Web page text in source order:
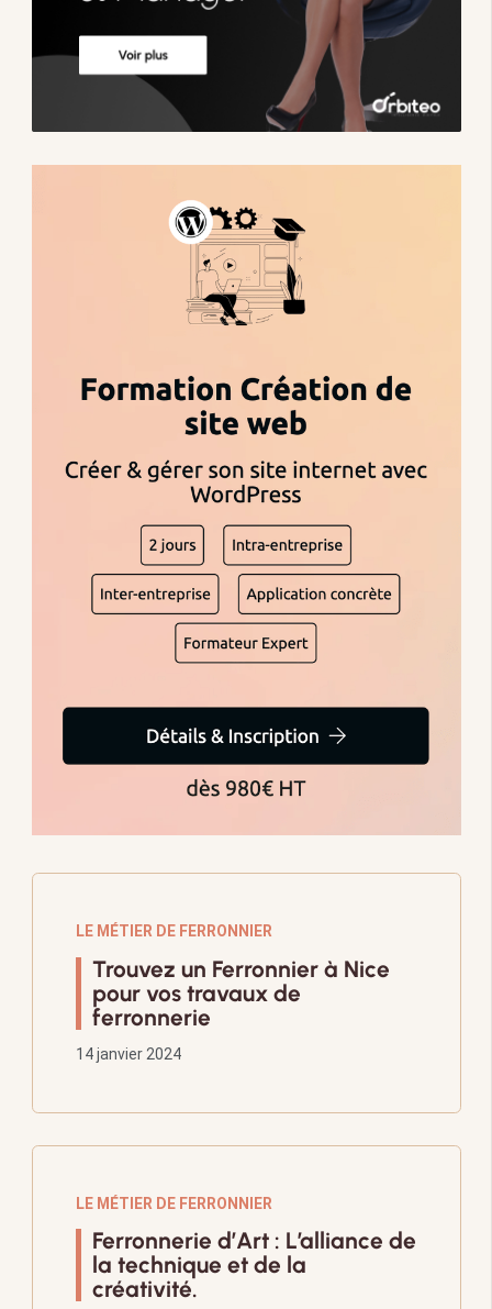
LE MÉTIER DE FERRONNIER
Trouvez un Ferronnier à Nice
pour vos travaux de
ferronnerie
14 janvier 2024
LE MÉTIER DE FERRONNIER
Ferronnerie d’Art : L’alliance de
la technique et de la
créativité.